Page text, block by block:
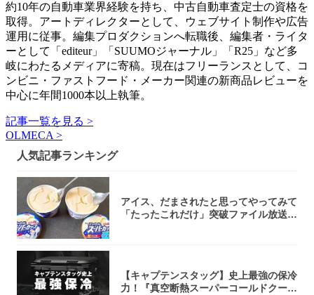
約10年の自動車業界経験を持ち、中古自動車査定士の資格を
取得。アートディレクターとして、ウェブサイト制作や広告
運用に従事。編集プロダクションへ転職後、編集者・ライタ
ーとして「editeur」「SUUMOジャーナル」「R25」など多
岐にわたるメディアに寄稿。現在はフリーランスとして、コ
ンビニ・ファストフード・メーカー関連の新商品レビューを
中心に年間1000本以上執筆。
記事一覧を見る >
OLMECA >
人気記事ランキング
アイス、だまされたと思ってやってみて
「たったこれだけ」突破ファイル放送で
【キャプテンスタッグ】史上最強の保冷
力！『真空断熱スーパーコールドクーラ